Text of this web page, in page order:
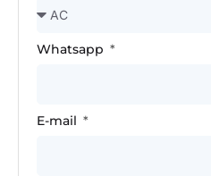
Whatsapp
E-mail